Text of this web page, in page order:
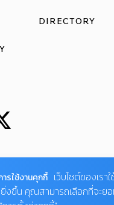
DIRECTORY
AME IMAGINATIVE
ารใช้งานคุกกี้ เว็บไซต์ของเร
งขึ้น คุณสามารถเลือกที่จะย